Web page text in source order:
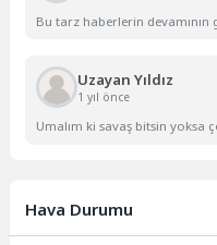
Bu tarz haberlerin devamının
Uzayan Yıldız
1 yıl önce
Umalım ki savaş bitsin yoksa
Hava Durumu